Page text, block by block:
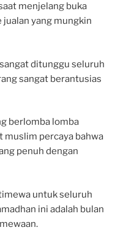
menjelang buka
jualan yang mungkin
ditunggu seluruh
sangat berantusias
berlomba lomba
muslim percaya bahwa
penuh dengan
untuk seluruh
ini adalah bulan